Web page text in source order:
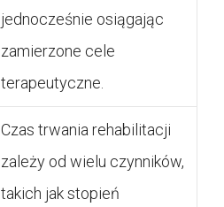
jednocześnie osiągając
zamierzone cele
terapeutyczne.
Czas trwania rehabilitacji
zależy od wielu czynników,
takich jak stopień